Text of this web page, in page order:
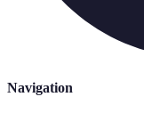
Navigation